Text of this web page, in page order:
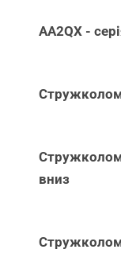
AA2QX -
вниз